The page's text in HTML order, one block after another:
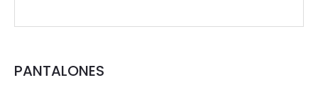
PANTALONES